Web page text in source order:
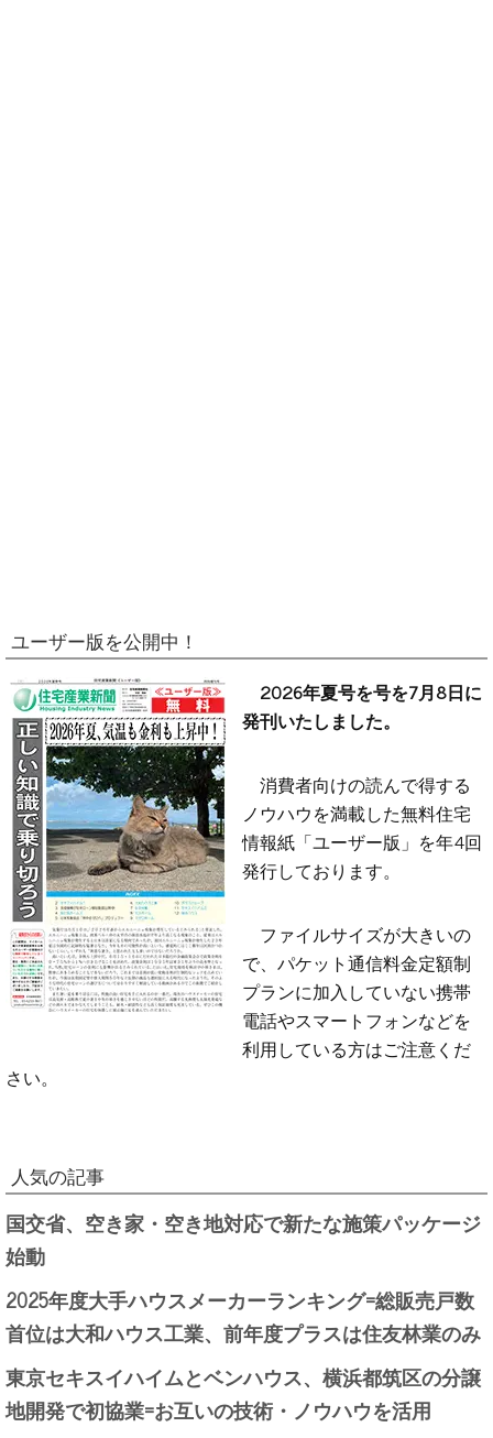
ユーザー版を公開中！
2026年夏号を号を7月8日に
発刊いたしました。
消費者向けの読んで得する
ノウハウを満載した無料住宅
情報紙「ユーザー版」を年4回
発行しております。
ファイルサイズが大きいの
で、パケット通信料金定額制
プランに加入していない携帯
電話やスマートフォンなどを
利用している方はご注意くだ
さい。
人気の記事
国交省、空き家・空き地対応で新たな施策パッケージ
始動
2025年度大手ハウスメーカーランキング=総販売戸数
首位は大和ハウス工業、前年度プラスは住友林業のみ
東京セキスイハイムとベンハウス、横浜都筑区の分譲
地開発で初協業=お互いの技術・ノウハウを活用